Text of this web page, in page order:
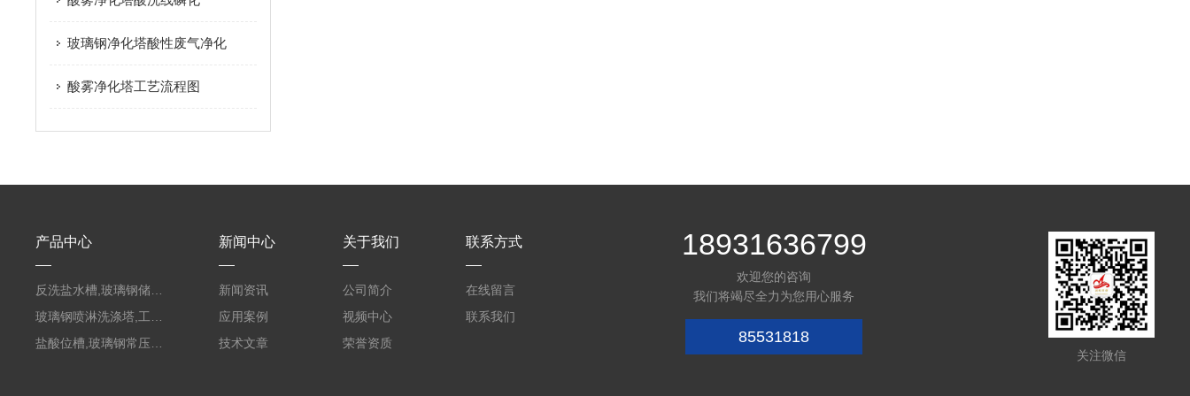
玻璃钢净化塔酸性废气净化
酸雾净化塔工艺流程图
产品中心 新闻中心
新闻资讯
应用案例
技术文章
关于我们
公司简介
视频中心
荣誉资质
联系方式
在线留言
联系我们
18931636799
欢迎您的咨询
我们将竭尽全力为您用心服务
85531818
关注微信